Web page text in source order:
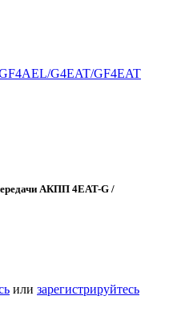
G4EAT/GF4EAT
АКПП 4EAT-G /
или зарегистрируйтесь